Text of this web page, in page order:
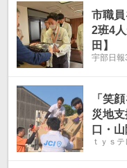
市職
2班4
田】
宇部日報
「笑
災地
口・
ｔｙｓ